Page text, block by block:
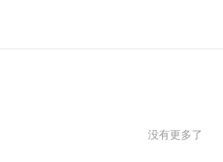
没有更多了